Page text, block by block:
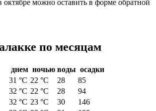
можно оставить в форме обратной
по месяцам
днем ночью воды осадки
31 °C 22 °C 28
85
32 °C 22 °C 28
94
32 °C 23 °C 30
146